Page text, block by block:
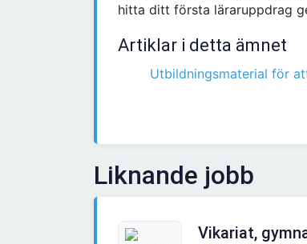
hitta ditt första läraruppdrag
Artiklar i detta ämnet
Utbildningsmaterial för
Liknande jobb
Vikariat,